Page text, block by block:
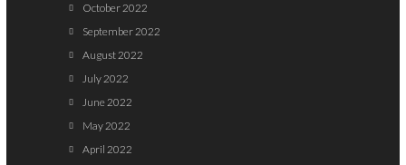
October 2022
September 2022
August 2022
July 2022
June 2022
May 2022
April 2022